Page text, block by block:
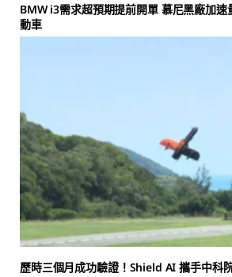
BMW i3需求超預期提前開單 慕尼黑廠加
動車
歷時三個月成功驗證！Shield AI 攜手中科